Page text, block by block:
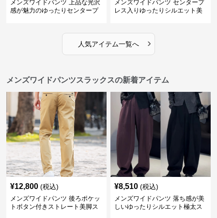
メンズワイドパンツ 上品な光沢
感が魅力のゆったりセンタープ
メンズワイドパンツ センタープ
レス入りゆったりシルエット美
人気アイテム一覧へ ›
メンズワイドパンツスラックスの新着アイテム
¥12,800 (税込)
メンズワイドパンツ 後ろポケッ
トボタン付きストレート美脚ス
¥8,510 (税込)
メンズワイドパンツ 落ち感が美
しいゆったりシルエット極太ス